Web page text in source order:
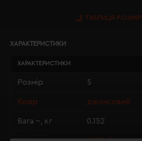
ТАБЛИЦЯ
ХАРАКТЕРИСТИКИ
ХАРАКТЕРИСТИКИ
Розмір S
Колір джинсовий
Вага ~, кг 0.152